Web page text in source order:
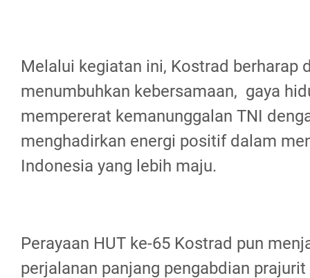
Melalui kegiatan ini, Kostrad berharap
menumbuhkan kebersamaan, gaya
mempererat kemanunggalan TNI
menghadirkan energi positif dalam
Indonesia yang lebih maju.
Perayaan HUT ke-65 Kostrad pun
perjalanan panjang pengabdian